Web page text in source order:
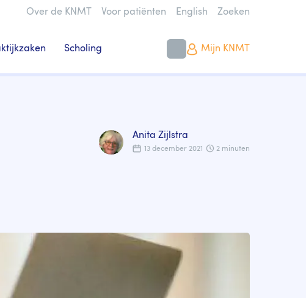
Over de KNMT Voor patiënten English
Zoeken
Scholing Mijn KNMT
Anita Zijlstra
13 december 2021 2 minuten